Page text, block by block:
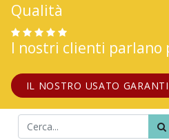
Qualità
I nostri clienti parlano
IL NOSTRO USATO